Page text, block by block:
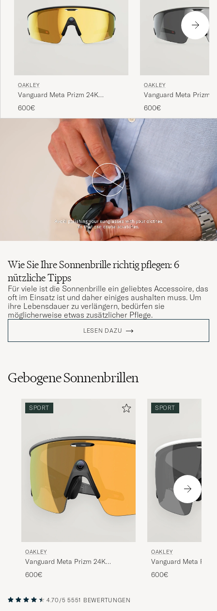
OAKLEY
Vanguard Meta Prizm 24K
Sunglasses Gold
600€
OAKLEY
Vanguard Meta Prizm
Black
600€
Wie Sie Ihre Sonnenbrille richtig pflegen: 6
nützliche Tipps
Für viele ist die Sonnenbrille ein geliebtes Accessoire, das
oft im Einsatz ist und daher einiges aushalten muss. Um
ihre Lebensdauer zu verlängern, bedürfen sie
möglicherweise etwas zusätzlicher Pflege.
LESEN DAZU
Gebogene Sonnenbrillen
SPORT
OAKLEY
Vanguard Meta Prizm 24K
Sunglasses Gold
600€
SPORT
OAKLEY
Vanguard Meta
Black
600€
4.70/5 5551 BEWERTUNGEN